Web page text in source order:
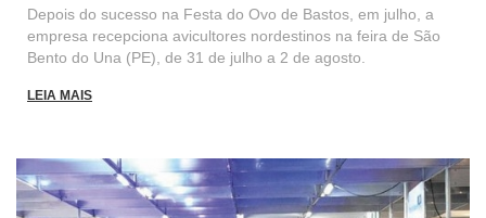
Depois do sucesso na Festa do Ovo de Bastos, em julho, a
empresa recepciona avicultores nordestinos na feira de São
Bento do Una (PE), de 31 de julho a 2 de agosto.
LEIA MAIS